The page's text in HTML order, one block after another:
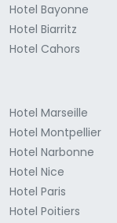
Hotel Bayonne
Hotel Biarritz
Hotel Cahors
Hotel Marseille
Hotel Montpellier
Hotel Narbonne
Hotel Nice
Hotel Paris
Hotel Poitiers